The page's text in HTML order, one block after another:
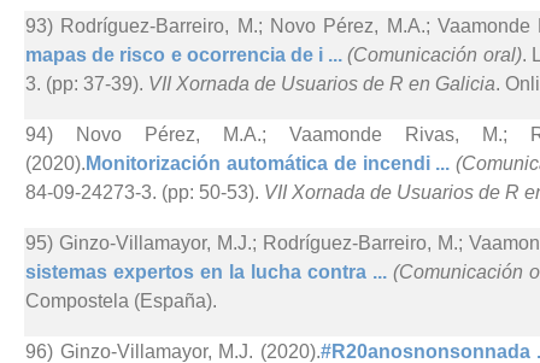
93) Rodríguez-Barreiro, M.; Novo Pérez, M.A.;
mapas de risco e ocorrencia de i ...(Comunicación oral).
3. (pp: 37-39). VII Xornada de Usuarios de R en Galicia.
94) Novo Pérez, M.A.; Vaamonde Rivas, M.;
(2020). Monitorización automática de incendi ...
84-09-24273-3. (pp: 50-53). VII Xornada de Usuarios de R
95) Ginzo-Villamayor, M.J.; Rodríguez-Barreiro, M.;
sistemas expertos en la lucha contra ...(Comunicación
Compostela (España).
96) Ginzo-Villamayor, M.J. (2020).#R20anosnonsonnada